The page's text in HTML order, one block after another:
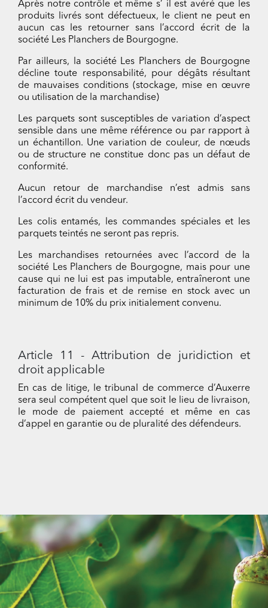
Après notre contrôle et même s’ il est avéré que les
produits livrés sont défectueux, le client ne peut en
aucun cas les retourner sans l’accord écrit de la
société Les Planchers de Bourgogne.
Par ailleurs, la société Les Planchers de Bourgogne
décline toute responsabilité, pour dégâts résultant
de mauvaises conditions (stockage, mise en œuvre
ou utilisation de la marchandise)
Les parquets sont susceptibles de variation d’aspect
sensible dans une même référence ou par rapport à
un échantillon. Une variation de couleur, de nœuds
ou de structure ne constitue donc pas un défaut de
conformité.
Aucun retour de marchandise n’est admis sans
l’accord écrit du vendeur.
Les colis entamés, les commandes spéciales et les
parquets teintés ne seront pas repris.
Les marchandises retournées avec l’accord de la
société Les Planchers de Bourgogne, mais pour une
cause qui ne lui est pas imputable, entraîneront une
facturation de frais et de remise en stock avec un
minimum de 10% du prix initialement convenu.
Article 11 - Attribution de juridiction et
droit applicable
En cas de litige, le tribunal de commerce d’Auxerre
sera seul compétent quel que soit le lieu de livraison,
le mode de paiement accepté et même en cas
d’appel en garantie ou de pluralité des défendeurs.